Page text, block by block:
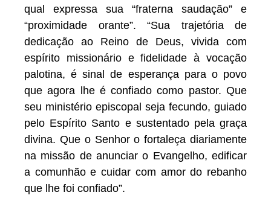
qual expressa sua “fraterna saudação” e
“proximidade orante”. “Sua trajetória de
dedicação ao Reino de Deus, vivida com
espírito missionário e fidelidade à vocação
palotina, é sinal de esperança para o povo
que agora lhe é confiado como pastor. Que
seu ministério episcopal seja fecundo, guiado
pelo Espírito Santo e sustentado pela graça
divina. Que o Senhor o fortaleça diariamente
na missão de anunciar o Evangelho, edificar
a comunhão e cuidar com amor do rebanho
que lhe foi confiado”.